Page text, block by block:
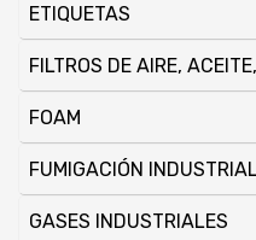
ETIQUETAS
FILTROS DE AIRE,
FOAM
FUMIGACIÓN
GASES INDUSTRIALES